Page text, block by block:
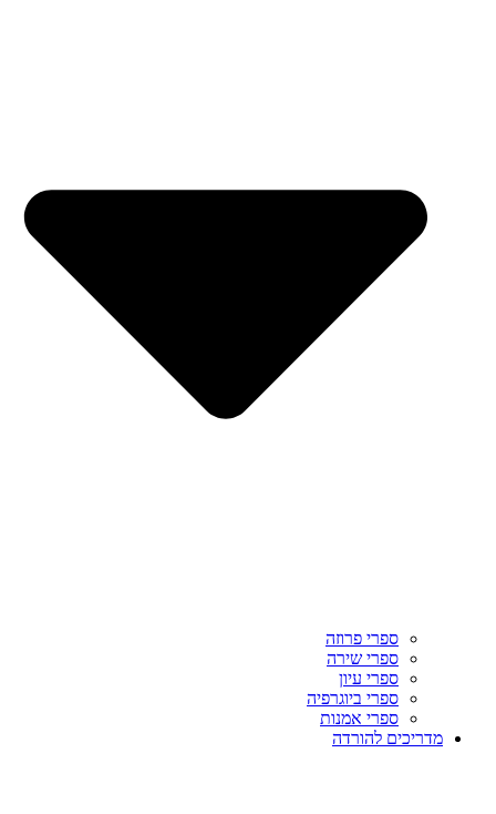
ספרי פרוזה
ספרי שירה
ספרי עיון
ספרי ביוגרפיה
ספרי אמנות
מדריכים להורדה